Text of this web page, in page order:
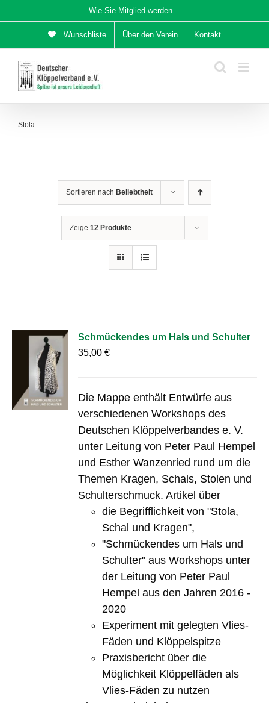
Inhalt
Wie Sie Mitglied werden…
Wunschliste Über den Verein Kontakt
Stola
Sortieren nach Beliebtheit
Zeige 12 Produkte
Schmückendes um Hals und Schulter
35,00€
Die Mappe enthält Entwürfe aus
verschiedenen Workshops des
Deutschen Klöppelverbandes e. V.
unter Leitung von Peter Paul Hempel
und Esther Wanzenried rund um die
Themen Kragen, Schals, Stolen und
Schulterschmuck. Artikel über
die Begrifflichkeit von "Stola,
Schal und Kragen",
"Schmückendes um Hals und
Schulter" aus Workshops unter
der Leitung von Peter Paul
Hempel aus den Jahren 2016 -
2020
Experiment mit gelegten Vlies-
Fäden und Klöppelspitze
Praxisbericht über die
Möglichkeit Klöppelfäden als
Vlies-Fäden zu nutzen